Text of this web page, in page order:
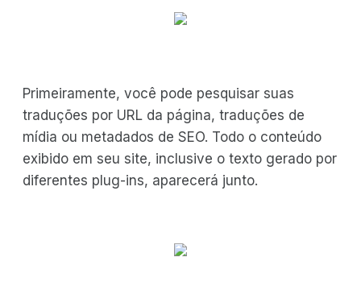
Primeiramente, você pode pesquisar suas
traduções por URL da página, traduções de
mídia ou metadados de SEO. Todo o conteúdo
exibido em seu site, inclusive o texto gerado por
diferentes plug-ins, aparecerá junto.